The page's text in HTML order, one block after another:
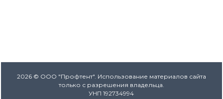
2026 © ООО "Профтент". Использование материалов сайта
только с разрешения владельца.
УНП 192734994